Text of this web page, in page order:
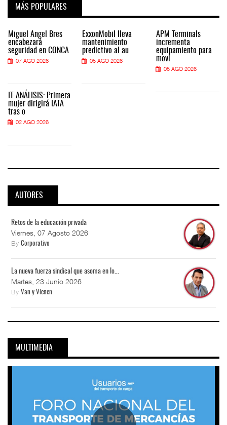
MÁS POPULARES
Miguel Ángel Bres
encabezará
seguridad en CONCA
07 AGO 2026
IT-ANÁLISIS: Primera
mujer dirigirá IATA
tras o
02 AGO 2026
ExxonMobil lleva
mantenimiento
predictivo al au
05 AGO 2026
APM Terminals
incrementa
equipamiento para
movi
05 AGO 2026
AUTORES
Retos de la educación privada
Viernes, 07 Agosto 2026
By Corporativo
La nueva fuerza sindical que asoma en lo...
Martes, 23 Junio 2026
By Van y Vienen
MULTIMEDIA